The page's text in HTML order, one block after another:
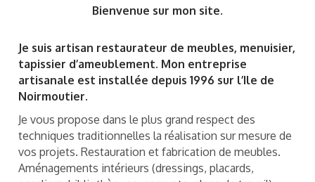
Bienvenue sur mon site.
Je suis artisan restaurateur de meubles, menuisier,
tapissier d’ameublement. Mon entreprise
artisanale est installée depuis 1996 sur l’Ile de
Noirmoutier.
Je vous propose dans le plus grand respect des
techniques traditionnelles la réalisation sur mesure de
vos projets. Restauration et fabrication de meubles.
Aménagements intérieurs (dressings, placards,